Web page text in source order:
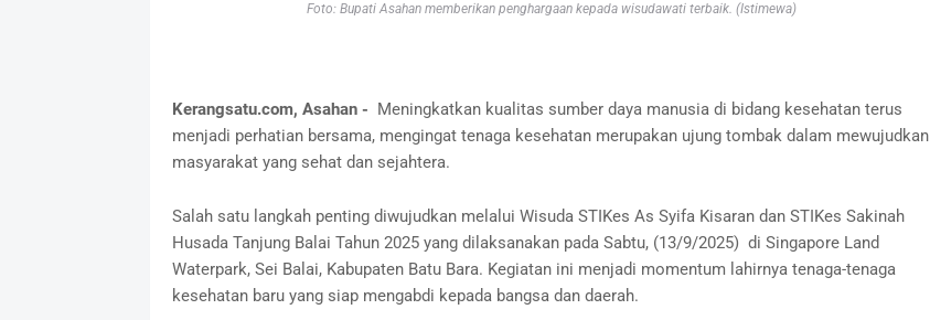
Foto: Bupati Asahan memberikan penghargaan kepada wisudawati terbaik. (Istimewa)
Kerangsatu.com, Asahan - Meningkatkan kualitas sumber daya manusia di bidang kesehatan terus
menjadi perhatian bersama, mengingat tenaga kesehatan merupakan ujung tombak dalam mewujudkan
masyarakat yang sehat dan sejahtera.
Salah satu langkah penting diwujudkan melalui Wisuda STIKes As Syifa Kisaran dan STIKes Sakinah
Husada Tanjung Balai Tahun 2025 yang dilaksanakan pada Sabtu, (13/9/2025) di Singapore Land
Waterpark, Sei Balai, Kabupaten Batu Bara. Kegiatan ini menjadi momentum lahirnya tenaga-tenaga
kesehatan baru yang siap mengabdi kepada bangsa dan daerah.